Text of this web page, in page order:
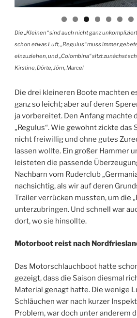
Die „Kleinen“ sind auch nicht ganz
schon etwas Luft, „Regulus“ muss immer
einzuziehen, und „Colombina“ sitzt zunächst
Kirstine, Dörte, Jörn, Marcel
Die drei kleineren Boote machten
ganz so leicht; aber auf deren
ja vorbereitet. Den Anfang machte
„Regulus“. Wie gewohnt zickte das
nicht freiwillig und ohne gutes
lassen wollte. Ein großer Hammer
leisteten die passende
Nachbarn vom Ruderclub
nachsichtig, als wir auf deren
Trailer verrücken mussten, um die
unterzubringen. Und schnell war
dort, wo sie hinsollte.
Motorboot reist nach
Das Motorschlauchboot hatte
gezeigt, dass die Saison diesmal
Material genagt hatte. Die wenige
Schläuchen war nach kurzer
Problem, war doch unter anderem